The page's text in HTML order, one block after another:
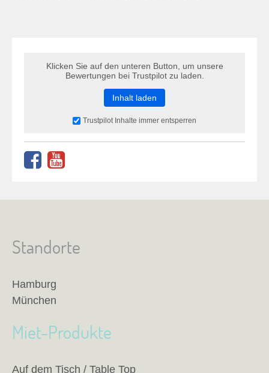
Klicken Sie auf den unteren Button, um unsere
Bewertungen bei Trustpilot zu laden.
Inhalt laden
Trustpilot Inhalte immer entsperren
Standorte
Hamburg
München
Miet-Produkte
Auf dem Tisch / Table Top